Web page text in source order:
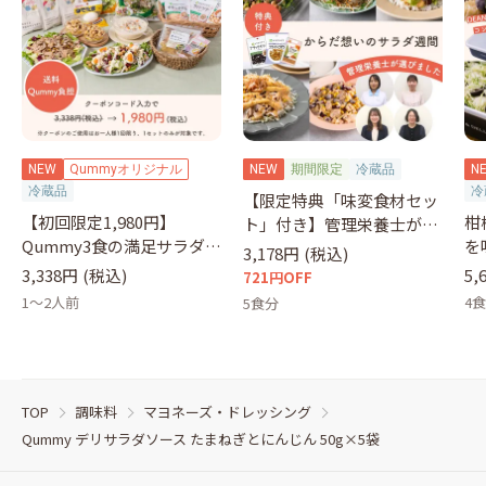
NEW
Qummyオリジナル
冷蔵品
【初回限定1,980円】
Qummy3食の満足サラダセ
ット（クーポンコード：
otameshi）
3,338円 (税込)
1～2人前
NEW 期間限定 冷蔵品
【限定特典「味変食材セッ
ト」付き】管理栄養士が選
ぶサラダ
3,178円 (税込)
721円OFF
5食分
柑
を
&
4
TOP 調味料
マヨネーズ・ドレッシング
Qummy デリサラダソース たまねぎとにんじん 50g×5袋